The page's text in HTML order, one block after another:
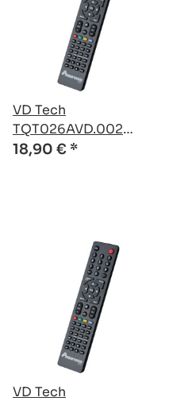
VD Tech
TQT026AVD.002
kompatible Ersatz
18,90 € *
VD Tech